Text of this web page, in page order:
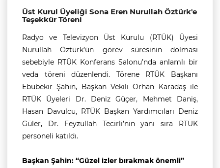
Üst Kurul Üyeliği Sona Eren Nurullah Öztürk'e
Teşekkür Töreni
Radyo ve Televizyon Üst Kurulu (RTÜK) Üyesi
Nurullah Öztürk’ün görev süresinin dolması
sebebiyle RTÜK Konferans Salonu’nda anlamlı bir
veda töreni düzenlendi. Törene RTÜK Başkanı
Ebubekir Şahin, Başkan Vekili Orhan Karadaş ile
RTÜK Üyeleri Dr. Deniz Güçer, Mehmet Daniş,
Hasan Davulcu, RTÜK Başkan Yardımcıları Deniz
Güler, Dr. Feyzullah Tecirli’nin yanı sıra RTÜK
personeli katıldı.
Başkan Şahin: “Güzel izler bırakmak önemli”